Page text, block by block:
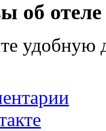
об отеле
удобную